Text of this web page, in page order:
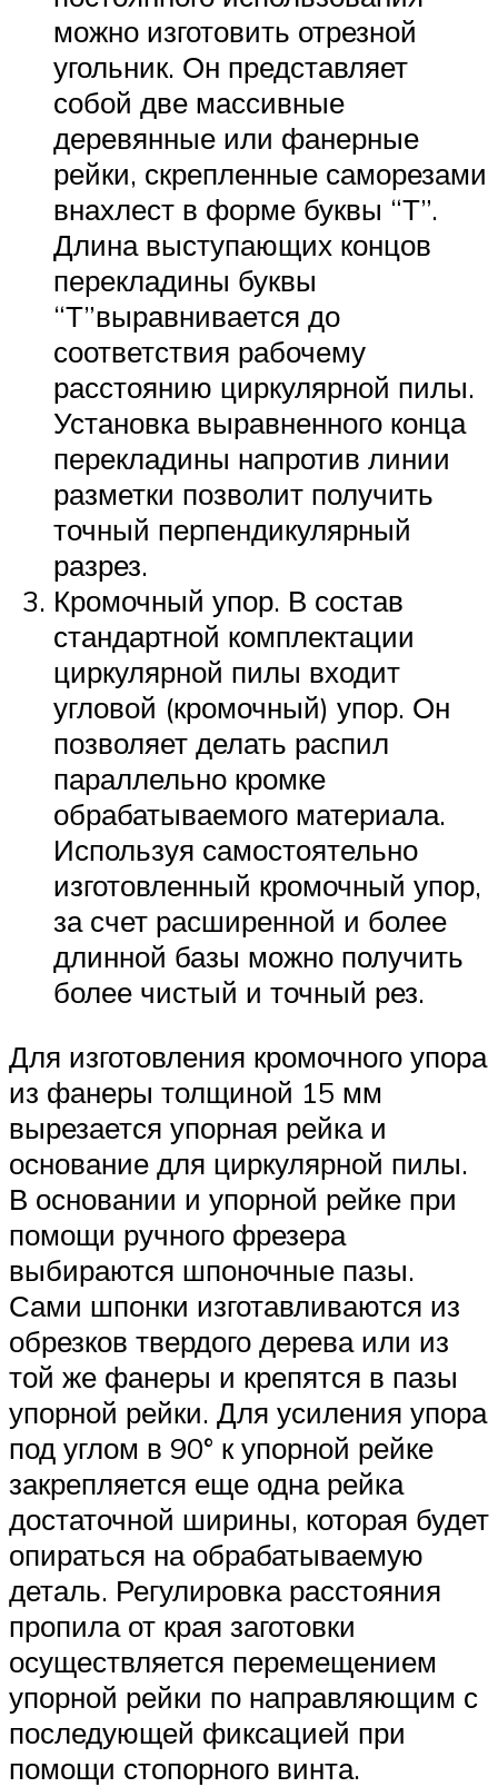
можно изготовить отрезной
угольник. Он представляет
собой две массивные
деревянные или фанерные
рейки, скрепленные саморезами
внахлест в форме буквы “Т”.
Длина выступающих концов
перекладины буквы
“Т”выравнивается до
соответствия рабочему
расстоянию циркулярной пилы.
Установка выравненного конца
перекладины напротив линии
разметки позволит получить
точный перпендикулярный
разрез.
Кромочный упор. В состав
стандартной комплектации
циркулярной пилы входит
угловой (кромочный) упор. Он
позволяет делать распил
параллельно кромке
обрабатываемого материала.
Используя самостоятельно
изготовленный кромочный упор,
за счет расширенной и более
длинной базы можно получить
более чистый и точный рез.
Для изготовления кромочного упора
из фанеры толщиной 15 мм
вырезается упорная рейка и
основание для циркулярной пилы.
В основании и упорной рейке при
помощи ручного фрезера
выбираются шпоночные пазы.
Сами шпонки изготавливаются из
обрезков твердого дерева или из
той же фанеры и крепятся в пазы
упорной рейки. Для усиления упора
под углом в 90° к упорной рейке
закрепляется еще одна рейка
достаточной ширины, которая будет
опираться на обрабатываемую
деталь. Регулировка расстояния
пропила от края заготовки
осуществляется перемещением
упорной рейки по направляющим с
последующей фиксацией при
помощи стопорного винта.